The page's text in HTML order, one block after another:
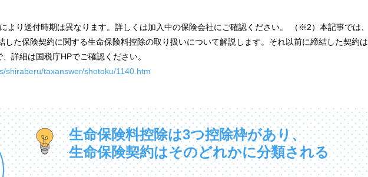
より送付時期は異なります。詳しくは加入中の保険会社にご確認ください。 （※2）本記事では、
した保険契約に関する生命保険料控除の取り扱いについて解説します。それ以前に締結した契約は
詳細は国税庁HPでご確認ください。
shiraberu/taxanswer/shotoku/1140.htm
生命保険料控除は3つ控除枠があり、
生命保険契約はそのどれかに分類される